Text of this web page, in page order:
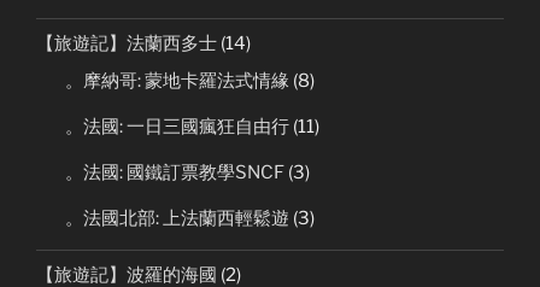
【旅遊記】法蘭西多士 (14)
。摩納哥: 蒙地卡羅法式情緣 (8)
。法國: 一日三國瘋狂自由行 (11)
。法國: 國鐵訂票教學SNCF (3)
。法國北部: 上法蘭西輕鬆遊 (3)
【旅遊記】波羅的海國 (2)